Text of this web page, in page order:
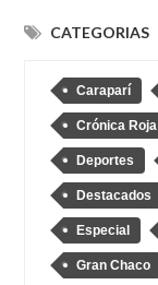
CATEGORIAS
Caraparí
Crónica Roja
Deportes
Destacados
Especial
Gran Chaco